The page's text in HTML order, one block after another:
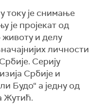
току је снимање
је пројекат од
животу и делу
личности
Серију
Србије и
Будо“ а једну од
Жутић.